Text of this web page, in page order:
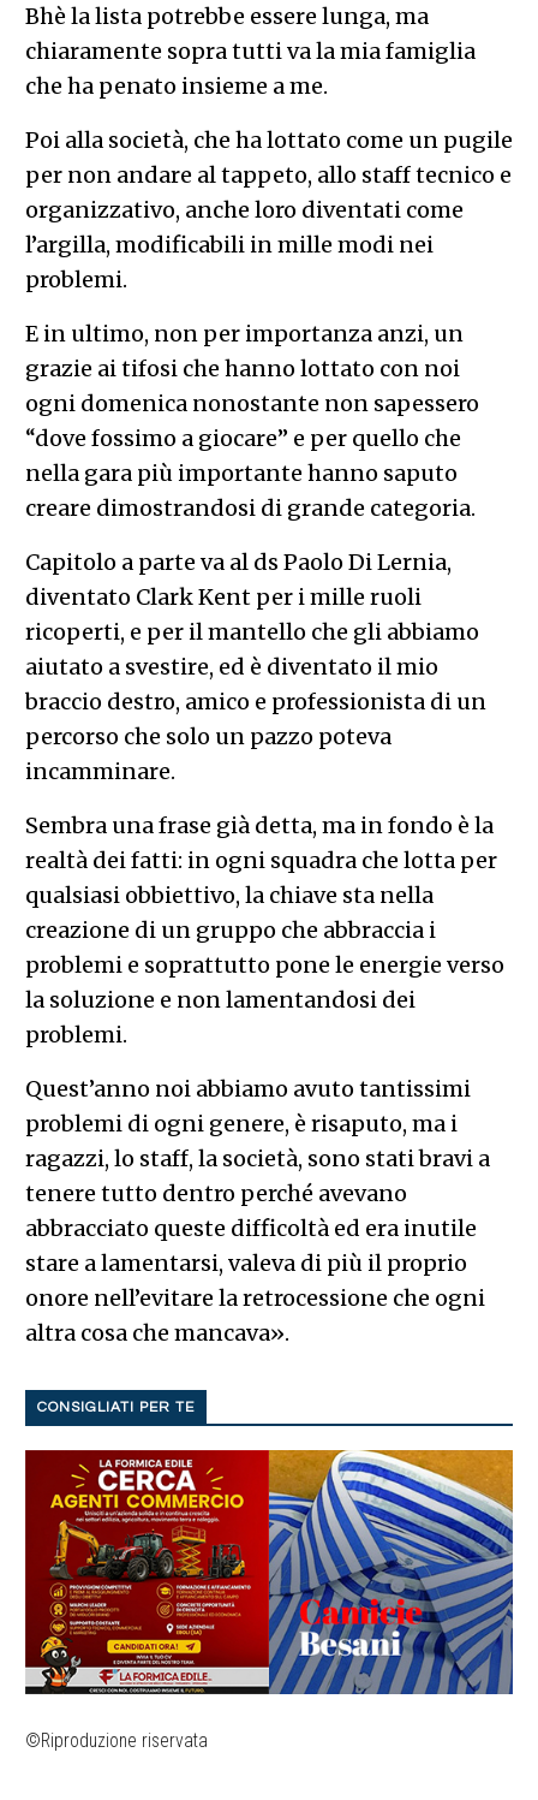
Bhè la lista potrebbe essere lunga, ma
chiaramente sopra tutti va la mia famiglia
che ha penato insieme a me.
Poi alla società, che ha lottato come un pugile
per non andare al tappeto, allo staff tecnico e
organizzativo, anche loro diventati come
l’argilla, modificabili in mille modi nei
problemi.
E in ultimo, non per importanza anzi, un
grazie ai tifosi che hanno lottato con noi
ogni domenica nonostante non sapessero
“dove fossimo a giocare” e per quello che
nella gara più importante hanno saputo
creare dimostrandosi di grande categoria.
Capitolo a parte va al ds Paolo Di Lernia,
diventato Clark Kent per i mille ruoli
ricoperti, e per il mantello che gli abbiamo
aiutato a svestire, ed è diventato il mio
braccio destro, amico e professionista di un
percorso che solo un pazzo poteva
incamminare.
Sembra una frase già detta, ma in fondo è la
realtà dei fatti: in ogni squadra che lotta per
qualsiasi obbiettivo, la chiave sta nella
creazione di un gruppo che abbraccia i
problemi e soprattutto pone le energie verso
la soluzione e non lamentandosi dei
problemi.
Quest’anno noi abbiamo avuto tantissimi
problemi di ogni genere, è risaputo, ma i
ragazzi, lo staff, la società, sono stati bravi a
tenere tutto dentro perché avevano
abbracciato queste difficoltà ed era inutile
stare a lamentarsi, valeva di più il proprio
onore nell’evitare la retrocessione che ogni
altra cosa che mancava».
CONSIGLIATI PER TE
©Riproduzione riservata